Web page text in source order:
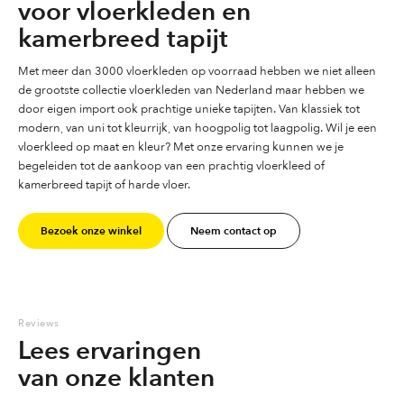
voor vloerkleden en
kamerbreed tapijt
Met meer dan 3000 vloerkleden op voorraad hebben we niet alleen
de grootste collectie vloerkleden van Nederland maar hebben we
door eigen import ook prachtige unieke tapijten. Van klassiek tot
modern, van uni tot kleurrijk, van hoogpolig tot laagpolig. Wil je een
vloerkleed op maat en kleur? Met onze ervaring kunnen we je
begeleiden tot de aankoop van een prachtig vloerkleed of
kamerbreed tapijt of harde vloer.
Bezoek onze winkel Neem contact op
Reviews
Lees ervaringen
van onze klanten